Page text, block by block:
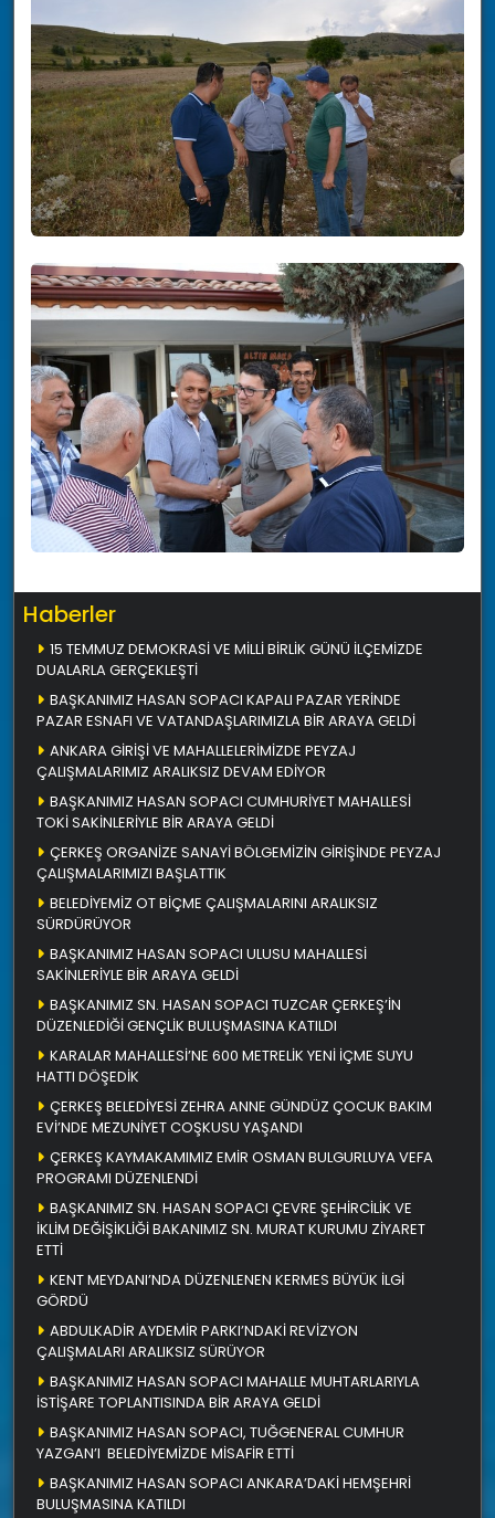
Haberler
15 TEMMUZ DEMOKRASİ VE MİLLİ BİRLİK GÜNÜ İLÇEMİZDE
DUALARLA GERÇEKLEŞTİ
BAŞKANIMIZ HASAN SOPACI KAPALI PAZAR YERİNDE
PAZAR ESNAFI VE VATANDAŞLARIMIZLA BİR ARAYA GELDİ
ANKARA GİRİŞİ VE MAHALLELERİMİZDE PEYZAJ
ÇALIŞMALARIMIZ ARALIKSIZ DEVAM EDİYOR
BAŞKANIMIZ HASAN SOPACI CUMHURİYET MAHALLESİ
TOKİ SAKİNLERİYLE BİR ARAYA GELDİ
ÇERKEŞ ORGANİZE SANAYİ BÖLGEMİZİN GİRİŞİNDE PEYZAJ
ÇALIŞMALARIMIZI BAŞLATTIK
BELEDİYEMİZ OT BİÇME ÇALIŞMALARINI ARALIKSIZ
SÜRDÜRÜYOR
BAŞKANIMIZ HASAN SOPACI ULUSU MAHALLESİ
SAKİNLERİYLE BİR ARAYA GELDİ
BAŞKANIMIZ SN. HASAN SOPACI TUZCAR ÇERKEŞ’İN
DÜZENLEDİĞİ GENÇLİK BULUŞMASINA KATILDI
KARALAR MAHALLESİ’NE 600 METRELİK YENİ İÇME SUYU
HATTI DÖŞEDİK
ÇERKEŞ BELEDİYESİ ZEHRA ANNE GÜNDÜZ ÇOCUK BAKIM
EVİ’NDE MEZUNİYET COŞKUSU YAŞANDI
ÇERKEŞ KAYMAKAMIMIZ EMİR OSMAN BULGURLUYA VEFA
PROGRAMI DÜZENLENDİ
BAŞKANIMIZ SN. HASAN SOPACI ÇEVRE ŞEHİRCİLİK VE
İKLİM DEĞİŞİKLİĞİ BAKANIMIZ SN. MURAT KURUMU ZİYARET
ETTİ
KENT MEYDANI’NDA DÜZENLENEN KERMES BÜYÜK İLGİ
GÖRDÜ
ABDULKADİR AYDEMİR PARKI’NDAKİ REVİZYON
ÇALIŞMALARI ARALIKSIZ SÜRÜYOR
BAŞKANIMIZ HASAN SOPACI MAHALLE MUHTARLARIYLA
İSTİŞARE TOPLANTISINDA BİR ARAYA GELDİ
BAŞKANIMIZ HASAN SOPACI, TUĞGENERAL CUMHUR
YAZGAN’I BELEDİYEMİZDE MİSAFİR ETTİ
BAŞKANIMIZ HASAN SOPACI ANKARA’DAKİ HEMŞEHRİ
BULUŞMASINA KATILDI